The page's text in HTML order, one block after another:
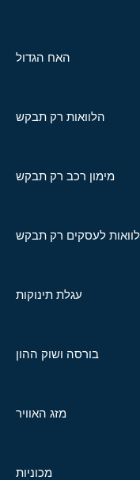
האח הגדול
הלוואות רק תבקש
מימון רכב רק תבקש
לעסקים רק תבקש
עגלת תינוקות
בורסה ושוק ההון
מזג האוויר
מכוניות